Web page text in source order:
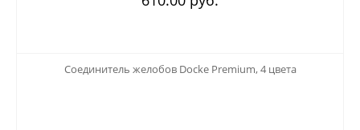
Соединитель желобов Docke Premium, 4 цвета